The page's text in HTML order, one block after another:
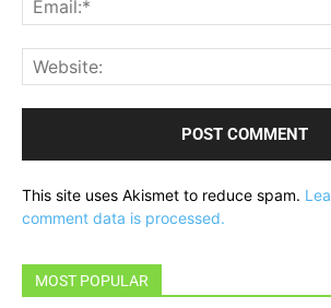
This site uses Akismet to reduce spam.
comment data is processed.
MOST POPULAR